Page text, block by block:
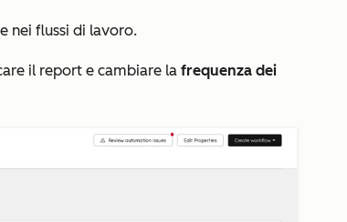
nei flussi di lavoro.
il report e cambiare la frequenza dei